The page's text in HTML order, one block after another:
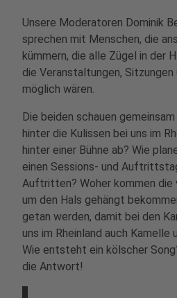
Unsere Moderatoren Dominik
sprechen mit Menschen, die
kümmern, die alle Zügel in der
die Veranstaltungen,
möglich wären.
Die beiden schauen
hinter die Kulissen bei uns im
hinter einer Bühne ab? Wie
einen Sessions- und
Auftritten? Woher kommen die
um den Hals gehängt
getan werden, damit bei den
uns im Rheinland auch Kamelle
Wie entsteht ein kölscher
die Antwort!